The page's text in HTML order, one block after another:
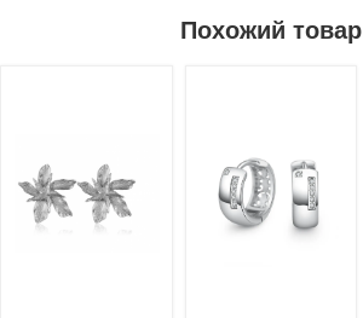
Похожий товар